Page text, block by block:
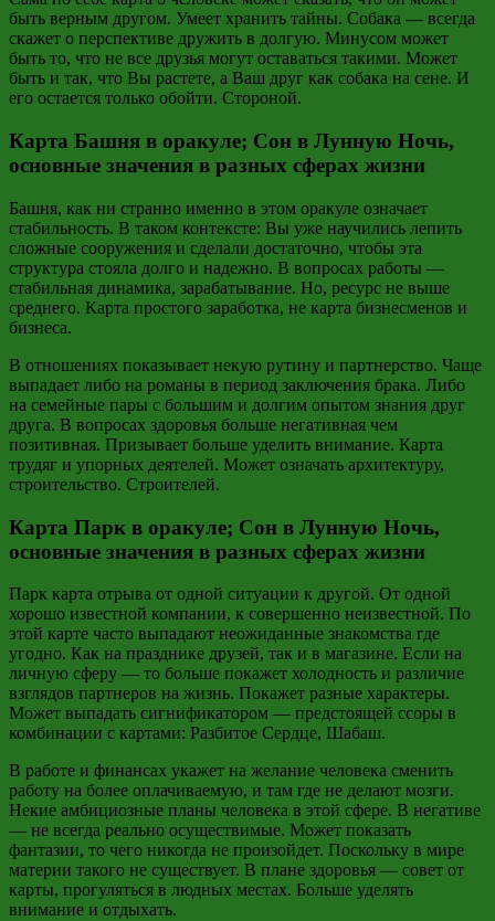
быть верным другом. Умеет хранить тайны. Собака — всегда
скажет о перспективе дружить в долгую. Минусом может
быть то, что не все друзья могут оставаться такими. Может
быть и так, что Вы растете, а Ваш друг как собака на сене. И
его остается только обойти. Стороной.
Карта Башня в оракуле; Сон в Лунную Ночь,
основные значения в разных сферах жизни
Башня, как ни странно именно в этом оракуле означает
стабильность. В таком контексте: Вы уже научились лепить
сложные сооружения и сделали достаточно, чтобы эта
структура стояла долго и надежно. В вопросах работы —
стабильная динамика, зарабатывание. Но, ресурс не выше
среднего. Карта простого заработка, не карта бизнесменов и
бизнеса.
В отношениях показывает некую рутину и партнерство. Чаще
выпадает либо на романы в период заключения брака. Либо
на семейные пары с большим и долгим опытом знания друг
друга. В вопросах здоровья больше негативная чем
позитивная. Призывает больше уделить внимание. Карта
трудяг и упорных деятелей. Может означать архитектуру,
строительство. Строителей.
Карта Парк в оракуле; Сон в Лунную Ночь,
основные значения в разных сферах жизни
Парк карта отрыва от одной ситуации к другой. От одной
хорошо известной компании, к совершенно неизвестной. По
этой карте часто выпадают неожиданные знакомства где
угодно. Как на празднике друзей, так и в магазине. Если на
личную сферу — то больше покажет холодность и различие
взглядов партнеров на жизнь. Покажет разные характеры.
Может выпадать сигнификатором — предстоящей ссоры в
комбинации с картами: Разбитое Сердце, Шабаш.
В работе и финансах укажет на желание человека сменить
работу на более оплачиваемую, и там где не делают мозги.
Некие амбициозные планы человека в этой сфере. В негативе
— не всегда реально осуществимые. Может показать
фантазии, то чего никогда не произойдет. Поскольку в мире
материи такого не существует. В плане здоровья — совет от
карты, прогуляться в людных местах. Больше уделять
внимание и отдыхать.